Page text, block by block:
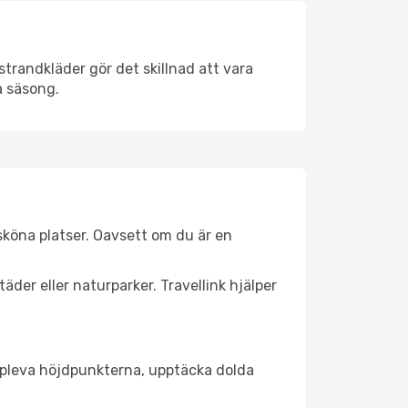
gör det skillnad att vara
säsong.
platser. Oavsett om du är en
eller naturparker. Travellink hjälper
höjdpunkterna, upptäcka dolda